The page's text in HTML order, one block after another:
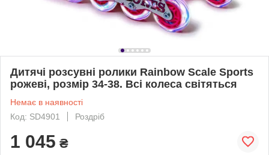
Дитячі розсувні ролики Rainbow Scale Sports
рожеві, розмір 34-38. Всі колеса світяться
Немає в наявності
Код: SD4901
Роздріб
1 045 ₴